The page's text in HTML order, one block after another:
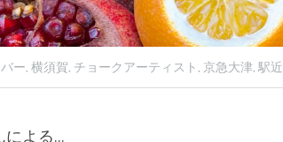
ー, 横須賀, チョークアーティスト, 京急大津, 駅近
による...